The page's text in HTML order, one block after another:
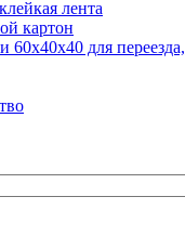
лента
картон
60х40х40 для